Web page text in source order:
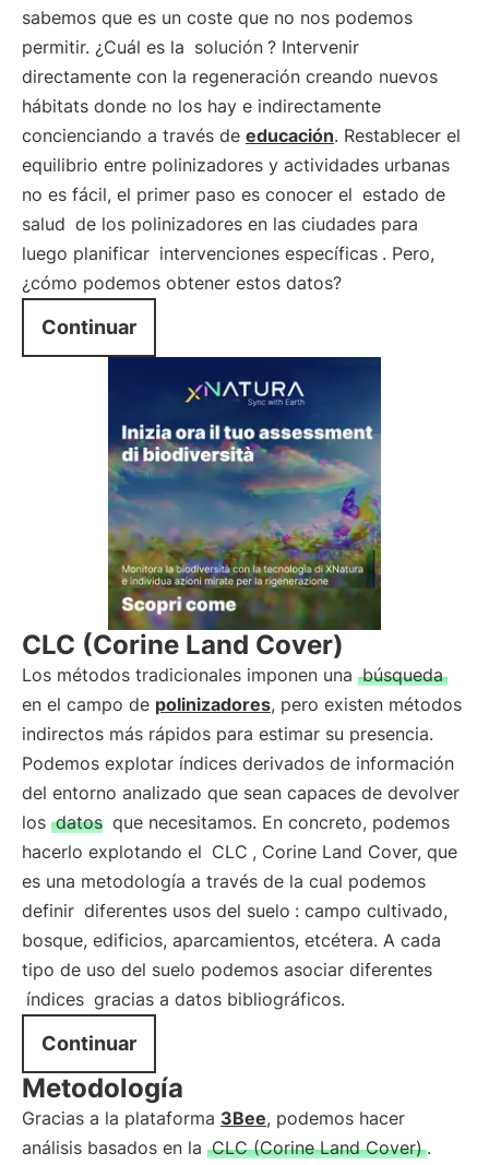
sabemos que es un coste que no nos podemos
permitir. ¿Cuál es la solución ? Intervenir
directamente con la regeneración creando nuevos
hábitats donde no los hay e indirectamente
concienciando a través de educación. Restablecer el
equilibrio entre polinizadores y actividades urbanas
no es fácil, el primer paso es conocer el estado de
salud de los polinizadores en las ciudades para
luego planificar intervenciones específicas . Pero,
¿cómo podemos obtener estos datos?
Continuar
CLC (Corine Land Cover)
Los métodos tradicionales imponen una búsqueda
en el campo de polinizadores, pero existen métodos
indirectos más rápidos para estimar su presencia.
Podemos explotar índices derivados de información
del entorno analizado que sean capaces de devolver
los datos que necesitamos. En concreto, podemos
hacerlo explotando el CLC , Corine Land Cover, que
es una metodología a través de la cual podemos
definir diferentes usos del suelo : campo cultivado,
bosque, edificios, aparcamientos, etcétera. A cada
tipo de uso del suelo podemos asociar diferentes
índices gracias a datos bibliográficos.
Continuar
Metodología
Gracias a la plataforma 3Bee, podemos hacer
análisis basados en la CLC (Corine Land Cover) .